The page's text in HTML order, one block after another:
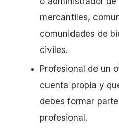
mercantiles,
comunidades de
civiles.
Profesional de un
cuenta propia y
debes formar
profesional.